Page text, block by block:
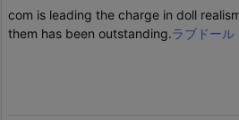
com is leading the charge in doll
them has been outstanding.ラブドール